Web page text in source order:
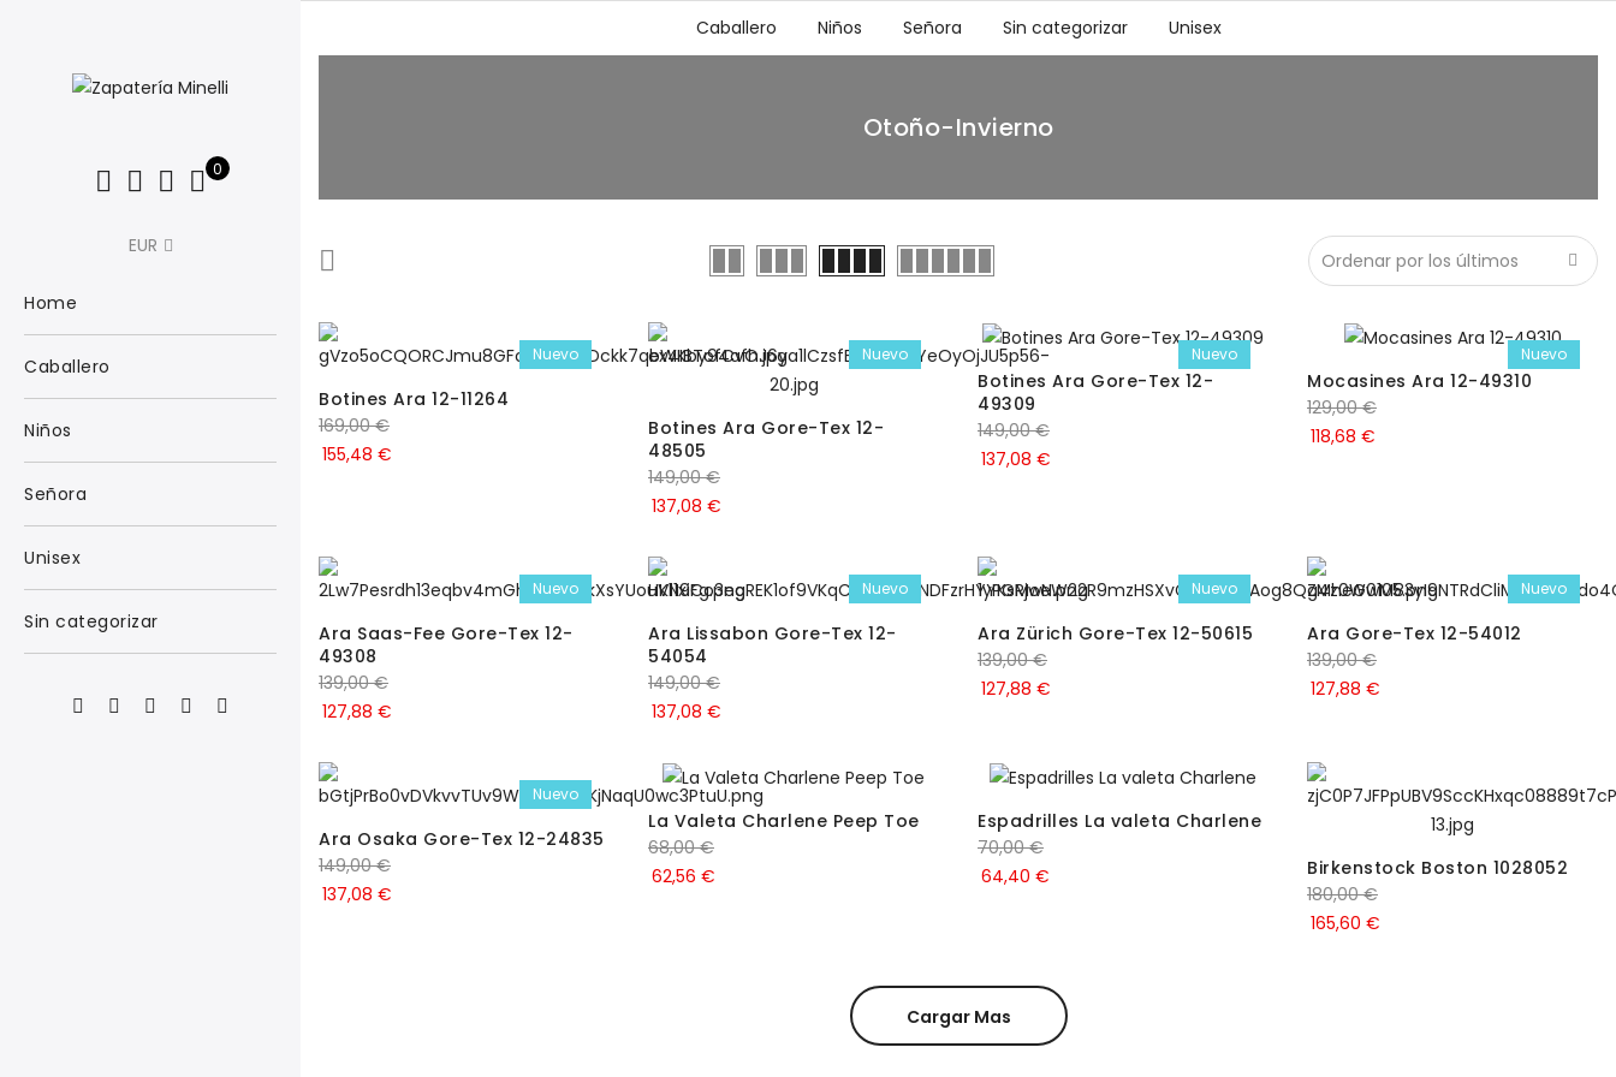
0
EUR
Home
Caballero
Niños
Señora
Unisex
Sin categorizar
Caballero Niños Señora Sin categorizar Unisex
Otoño-Invierno
Nuevo
Botines Ara 12-11264
169,00€
155,48 €
Nuevo
Botines Ara Gore-Tex 12-
48505
149,00€
137,08 €
Nuevo
Botines Ara Gore-Tex 12-
49309
149,00€
137,08 €
Nuevo
Mocasines Ara 12-49310
129,00€
118,68 €
Nuevo
Ara Saas-Fee Gore-Tex 12-
49308
139,00€
127,88 €
Nuevo
Ara Lissabon Gore-Tex 12-
54054
149,00€
137,08 €
Nuevo
Ara Zürich Gore-Tex 12-50615
139,00€
127,88 €
Nuevo
Ara Gore-Tex 12-54012
139,00€
127,88 €
Nuevo
Ara Osaka Gore-Tex 12-24835
149,00€
137,08 €
La Valeta Charlene Peep Toe
68,00€
62,56 €
Espadrilles La valeta Charlene
70,00€
64,40 €
Birkenstock Boston 1028052
180,00€
165,60 €
Cargar Mas